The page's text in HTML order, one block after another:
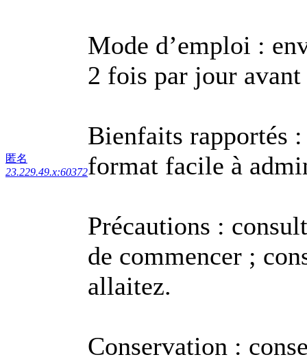
匿名
23.229.49.x:60372
Mode d’emploi :
2 fois par jour avant
Bienfaits rapportés
format facile à
Précautions :
de commencer ;
allaitez.
Conservation :